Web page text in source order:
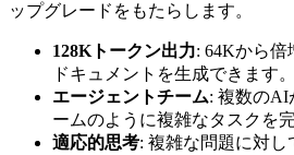
ップグレードをもたらします。
128Kトークン出力: 64Kから倍
ドキュメントを生成できます。
エージェントチーム: 複数のAI
ームのように複雑なタスクを
適応的思考: 複雑な問題に対